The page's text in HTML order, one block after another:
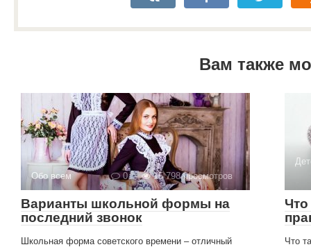
Вам также
Обо всем 0 15 798 просмотров
Варианты школьной формы на
последний звонок
Школьная форма советского времени – отличный
Что
Что